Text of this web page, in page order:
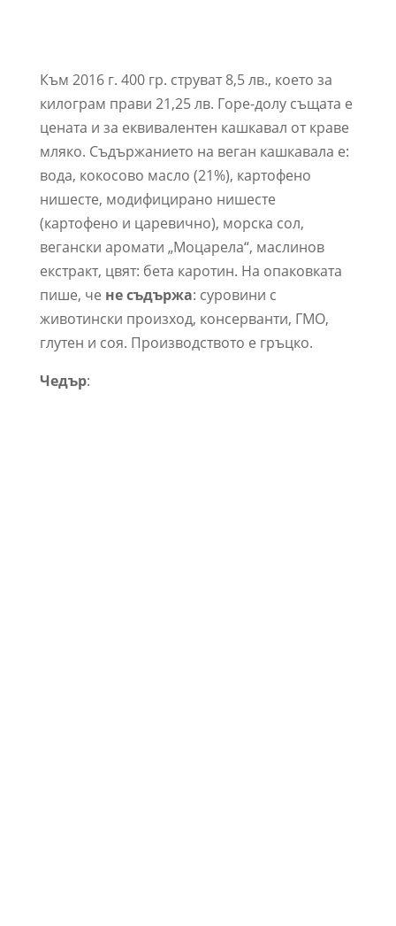
Към 2016 г. 400 гр. струват 8,5 лв., което за
килограм прави 21,25 лв. Горе-долу същата е
цената и за еквивалентен кашкавал от краве
мляко. Съдържанието на веган кашкавала е:
вода, кокосово масло (21%), картофено
нишесте, модифицирано нишесте
(картофено и царевично), морска сол,
вегански аромати „Моцарела“, маслинов
екстракт, цвят: бета каротин. На опаковката
пише, че не съдържа: суровини с
животински произход, консерванти, ГМО,
глутен и соя. Производството е гръцко.
Чедър: